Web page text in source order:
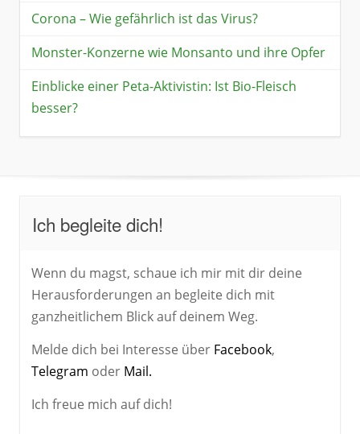
Corona – Wie gefährlich ist das Virus?
Monster-Konzerne wie Monsanto und ihre Opfer
Einblicke einer Peta-Aktivistin: Ist Bio-Fleisch
besser?
Ich begleite dich!
Wenn du magst, schaue ich mir mit dir deine
Herausforderungen an begleite dich mit
ganzheitlichem Blick auf deinem Weg.
Melde dich bei Interesse über Facebook,
Telegram oder Mail.
Ich freue mich auf dich!